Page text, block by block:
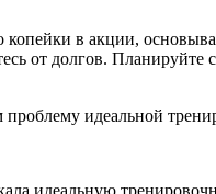
в акции,
от долгов. Планируйте
проблему идеальной
идеальную